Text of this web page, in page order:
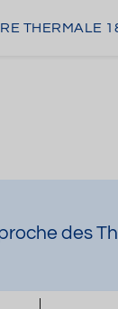
THERMALE
des